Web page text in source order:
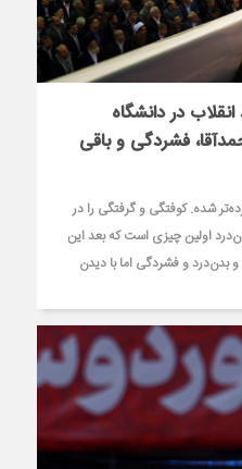
در دانشگاه
فشردگی و باقی
شده. کوفتگی و گرفتگی را در
اولین چیزی است که بعد این
بدن‌درد و فشردگی اما با دیدن